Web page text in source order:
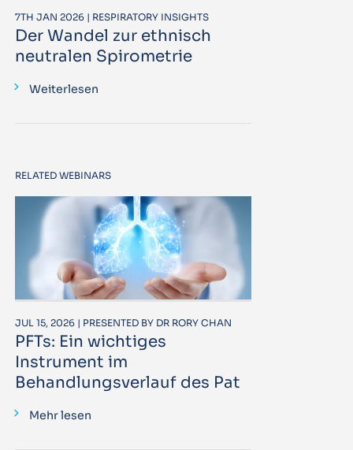
7TH JAN 2026 | RESPIRATORY INSIGHTS
Der Wandel zur ethnisch
neutralen Spirometrie
Weiterlesen
RELATED WEBINARS
JUL 15, 2026 | PRESENTED BY DR RORY CHAN
PFTs: Ein wichtiges
Instrument im
Behandlungsverlauf des Pat
Mehr lesen